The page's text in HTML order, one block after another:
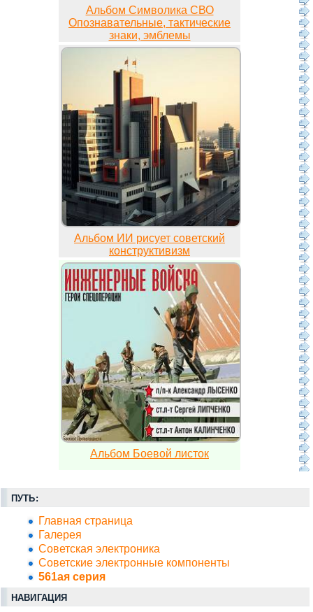
Альбом Символика СВО
Опознавательные, тактические
знаки, эмблемы
Альбом ИИ рисует советский
конструктивизм
Альбом Боевой листок
ПУТЬ:
Главная страница
Галерея
Советская электроника
Советские электронные компоненты
561ая серия
НАВИГАЦИЯ